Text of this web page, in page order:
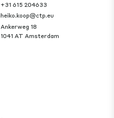
+31 615 204633
heiko.koop@ctp.eu
Ankerweg 18
1041 AT Amsterdam